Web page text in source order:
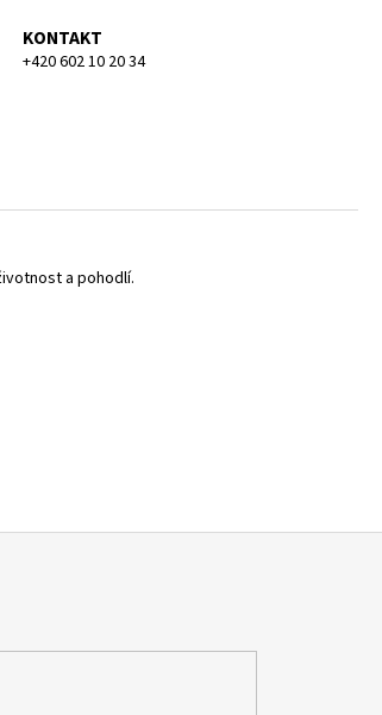
KONTAKT
+420 602 10 20 34
a pohodlí.